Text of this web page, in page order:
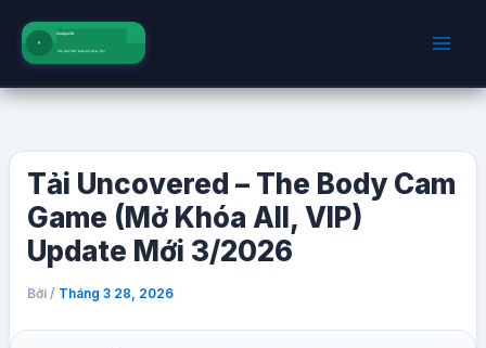
dung
Tải Uncovered – The Body Cam
Game (Mở Khóa All, VIP)
Update Mới 3/2026
Bởi / Tháng 3 28, 2026